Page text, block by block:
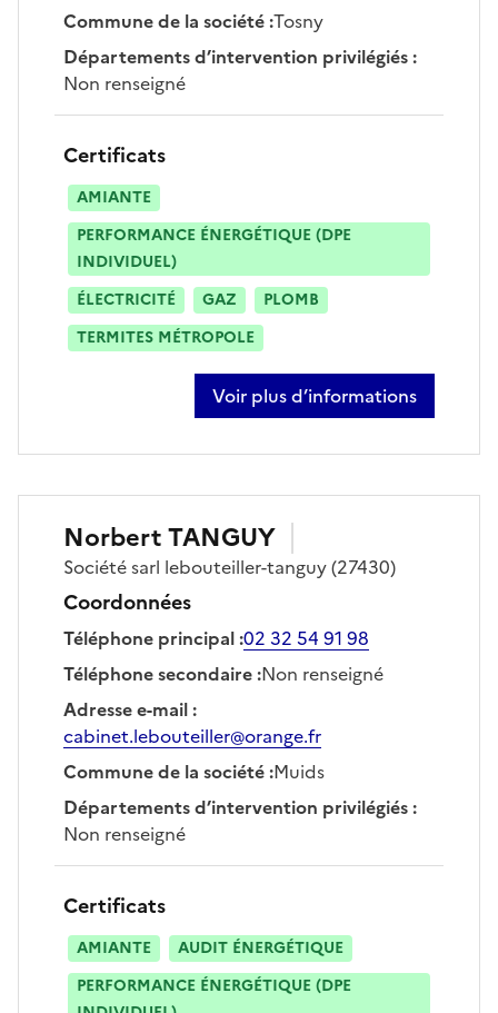
Commune de la société:Tosny
Départements d’intervention privilégiés:
Non renseigné
Certificats
AMIANTE
PERFORMANCE ÉNERGÉTIQUE (DPE
INDIVIDUEL)
ÉLECTRICITÉ
GAZ
PLOMB
TERMITES MÉTROPOLE
Voir plus d’informations
sur maxime pacros
NorbertTANGUY
Sociétésarl lebouteiller-tanguy(27430)
Coordonnées
Téléphone principal:02 32 54 91 98
Téléphone secondaire:Non renseigné
Adresse e-mail:
cabinet.lebouteiller@orange.fr
Commune de la société:Muids
Départements d’intervention privilégiés:
Non renseigné
Certificats
AMIANTE
AUDIT ÉNERGÉTIQUE
PERFORMANCE ÉNERGÉTIQUE (DPE